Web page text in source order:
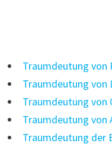
Traumdeutung von
Traumdeutung von
Traumdeutung von
Traumdeutung von
Traumdeutung der